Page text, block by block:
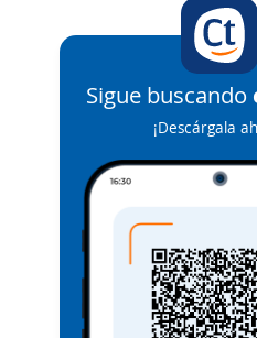
Sigue buscando
¡Descárgala